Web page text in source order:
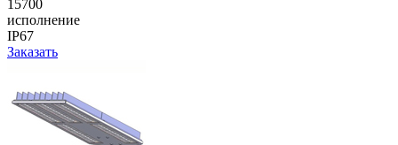
15700
исполнение
IP67
Заказать